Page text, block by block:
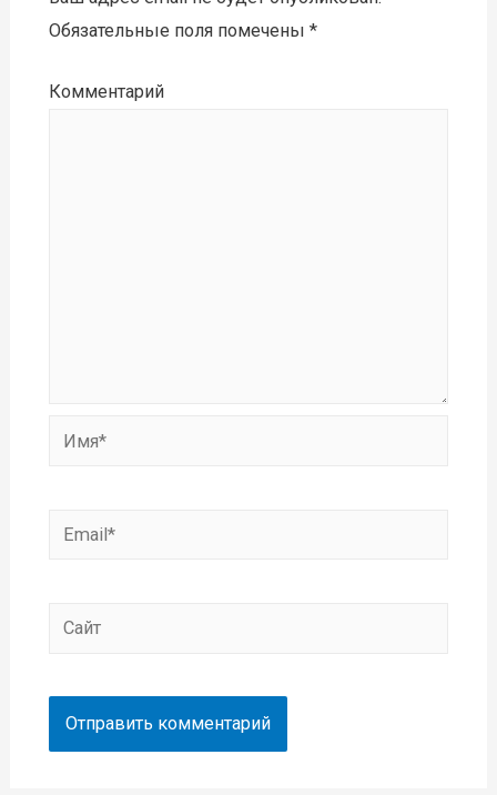
Обязательные поля помечены *
Комментарий
Имя*
Email*
Сайт